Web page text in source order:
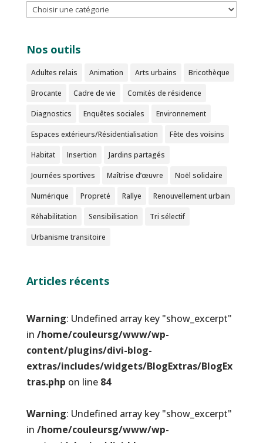
Nos outils
Adultes relais Animation Arts urbains Bricothèque
Brocante Cadre de vie Comités de résidence
Diagnostics Enquêtes sociales Environnement
Espaces extérieurs/Résidentialisation Fête des voisins
Habitat Insertion Jardins partagés
Journées sportives Maîtrise d’œuvre Noël solidaire
Numérique Propreté Rallye Renouvellement urbain
Réhabilitation Sensibilisation Tri sélectif
Urbanisme transitoire
Articles récents
Warning: Undefined array key "show_excerpt"
in /home/couleursg/www/wp-
content/plugins/divi-blog-
extras/includes/widgets/BlogExtras/BlogEx
tras.php on line 84
Warning: Undefined array key "show_excerpt"
in /home/couleursg/www/wp-